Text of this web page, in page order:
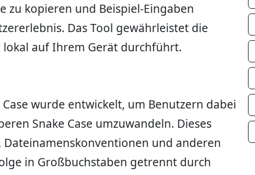
zu kopieren und Beispiel-Eingaben
Das Tool gewährleistet die
auf Ihrem Gerät durchführt.
wurde entwickelt, um Benutzern dabei
Snake Case umzuwandeln. Dieses
und anderen
in Großbuchstaben getrennt durch